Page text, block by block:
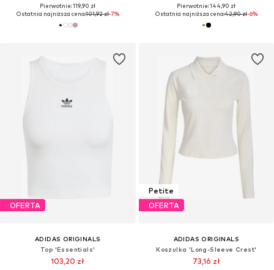
Pierwotnie: 119,90 zł
Ostatnia najniższa cena:101,92 zł-7%
Pierwotnie: 144,90 zł
Ostatnia najniższa cena:42,90 zł-6%
OFERTA
ADIDAS ORIGINALS
Top 'Essentials'
103,20 zł
Petite
OFERTA
ADIDAS ORIGINALS
Koszulka 'Long-Sleeve Crest'
73,16 zł